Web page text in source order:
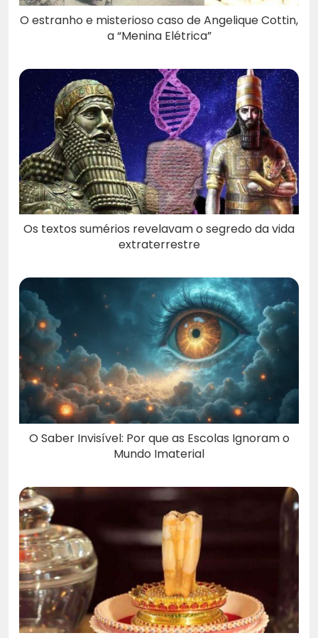
O estranho e misterioso caso de Angelique Cottin,
a “Menina Elétrica”
Os textos sumérios revelavam o segredo da vida
extraterrestre
O Saber Invisível: Por que as Escolas Ignoram o
Mundo Imaterial